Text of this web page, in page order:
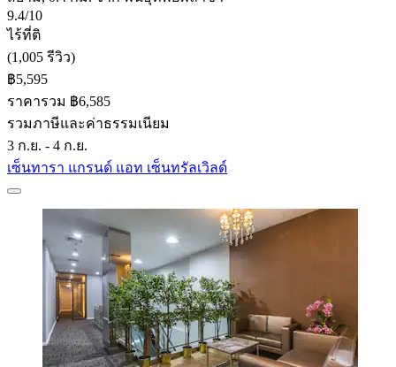
9.4/10
ไร้ที่ติ
(1,005 รีวิว)
฿5,595
ราคารวม ฿6,585
รวมภาษีและค่าธรรมเนียม
3 ก.ย. - 4 ก.ย.
เซ็นทารา แกรนด์ แอท เซ็นทรัลเวิลด์